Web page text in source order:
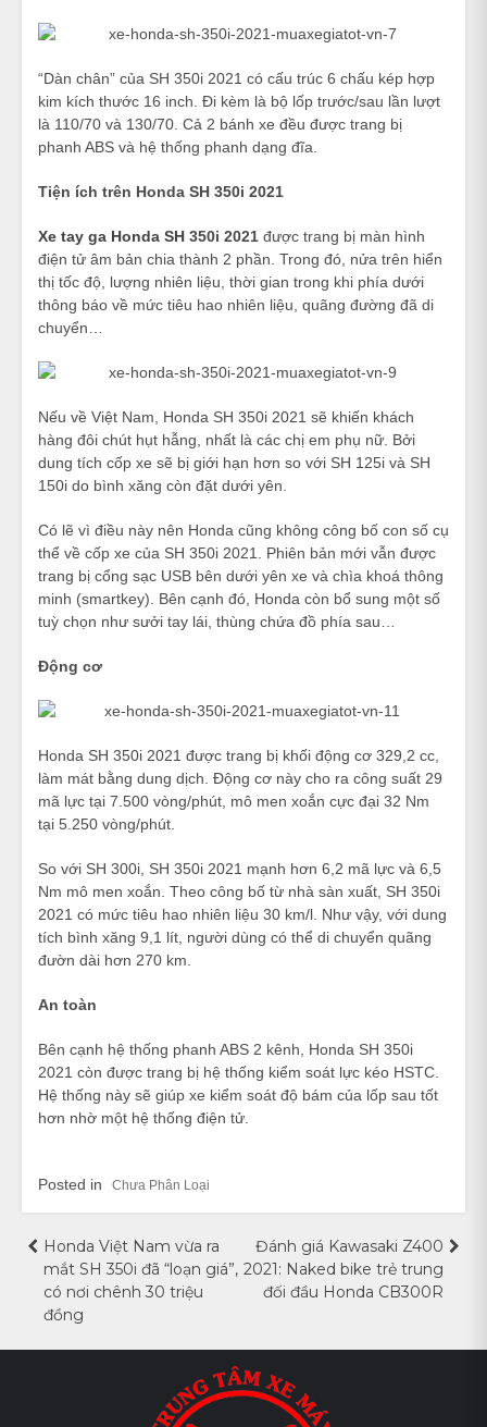
“Dàn chân” của SH 350i 2021 có cấu trúc 6 chấu kép hợp
kim kích thước 16 inch. Đi kèm là bộ lốp trước/sau lần lượt
là 110/70 và 130/70. Cả 2 bánh xe đều được trang bị
phanh ABS và hệ thống phanh dạng đĩa.
Tiện ích trên Honda SH 350i 2021
Xe tay ga Honda SH 350i 2021 được trang bị màn hình
điện tử âm bản chia thành 2 phần. Trong đó, nửa trên hiển
thị tốc độ, lượng nhiên liệu, thời gian trong khi phía dưới
thông báo về mức tiêu hao nhiên liệu, quãng đường đã di
chuyển…
Nếu về Việt Nam, Honda SH 350i 2021 sẽ khiến khách
hàng đôi chút hụt hẫng, nhất là các chị em phụ nữ. Bởi
dung tích cốp xe sẽ bị giới hạn hơn so với SH 125i và SH
150i do bình xăng còn đặt dưới yên.
Có lẽ vì điều này nên Honda cũng không công bố con số cụ
thể về cốp xe của SH 350i 2021. Phiên bản mới vẫn được
trang bị cổng sạc USB bên dưới yên xe và chìa khoá thông
minh (smartkey). Bên cạnh đó, Honda còn bổ sung một số
tuỳ chọn như sưởi tay lái, thùng chứa đồ phía sau…
Động cơ
Honda SH 350i 2021 được trang bị khối động cơ 329,2 cc,
làm mát bằng dung dịch. Động cơ này cho ra công suất 29
mã lực tại 7.500 vòng/phút, mô men xoắn cực đại 32 Nm
tại 5.250 vòng/phút.
So với SH 300i, SH 350i 2021 mạnh hơn 6,2 mã lực và 6,5
Nm mô men xoắn. Theo công bố từ nhà sàn xuất, SH 350i
2021 có mức tiêu hao nhiên liệu 30 km/l. Như vậy, với dung
tích bình xăng 9,1 lít, người dùng có thể di chuyển quãng
đườn dài hơn 270 km.
An toàn
Bên cạnh hệ thống phanh ABS 2 kênh, Honda SH 350i
2021 còn được trang bị hệ thống kiểm soát lực kéo HSTC.
Hệ thống này sẽ giúp xe kiểm soát độ bám của lốp sau tốt
hơn nhờ một hệ thống điện tử.
Posted in Chưa Phân Loại
Điều
hướng
bài
Honda Việt Nam vừa ra
mắt SH 350i đã “loạn giá”,
có nơi chênh 30 triệu
đồng
Đánh giá Kawasaki Z400
2021: Naked bike trẻ trung
đối đầu Honda CB300R